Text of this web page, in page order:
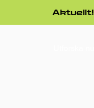
Aktuellt!